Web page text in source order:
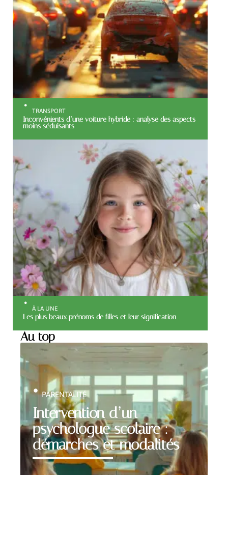
TRANSPORT
Inconvénients d’une voiture hybride : analyse des aspects
moins séduisants
À LA UNE
Les plus beaux prénoms de filles et leur signification
Au top
Intervention d’un
psychologue scolaire :
démarches et modalités
PARENTALITÉ